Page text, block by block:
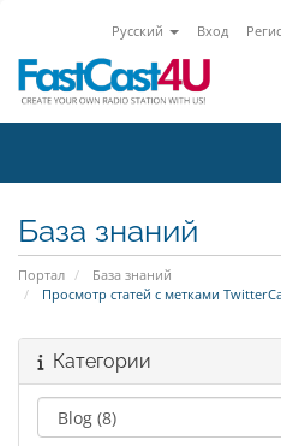
Русский Вход
База знаний
Портал
База знаний
Просмотр статей с метками
Категории